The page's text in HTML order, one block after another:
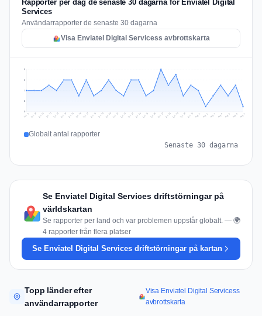
Rapporter per dag de senaste 30 dagarna för Enviatel Digital
Services
Användarrapporter de senaste 30 dagarna
Visa Enviatel Digital Servicess avbrottskarta
2
4
6
8
Jul 9 Jul 10 Jul 11 Jul 12 Jul 13 Jul 14 Jul 15 Jul 16 Jul 17 Jul 18 Jul 19 Jul 20 Jul 21 Jul 22 Jul 23 Jul 24 Jul 25 Jul 26 Jul 27 Jul 28 Jul 29 Jul 30 Jul 31 Aug 1 Aug 2 Aug 3 Aug 4 Aug 5 Aug 6 Aug 7
Globalt antal rapporter
Senaste 30 dagarna
Se Enviatel Digital Services driftstörningar på
världskartan
Se rapporter per land och var problemen uppstår globalt. — 🌍
4 rapporter från flera platser
Se Enviatel Digital Services driftstörningar på kartan
Topp länder efter
användarrapporter
Visa Enviatel Digital Servicess
avbrottskarta